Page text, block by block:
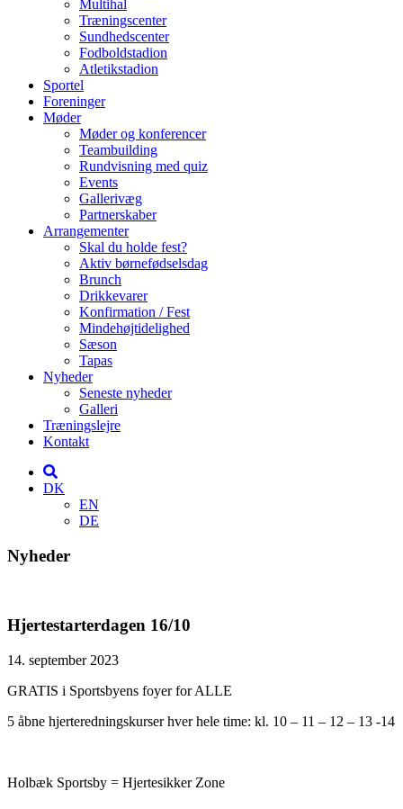
Multihal
Træningscenter
Sundhedscenter
Fodboldstadion
Atletikstadion
Sportel
Foreninger
Møder
Møder og konferencer
Teambuilding
Rundvisning med quiz
Events
Gallerivæg
Partnerskaber
Arrangementer
Skal du holde fest?
Aktiv børnefødselsdag
Brunch
Drikkevarer
Konfirmation / Fest
Mindehøjtidelighed
Sæson
Tapas
Nyheder
Seneste nyheder
Galleri
Træningslejre
Kontakt
DK
EN
DE
Nyheder
Hjertestarterdagen 16/10
14. september 2023
GRATIS i Sportsbyens foyer for ALLE
5 åbne hjerteredningskurser hver hele time: kl. 10 – 11 – 12 – 13 -14
Holbæk Sportsby = Hjertesikker Zone